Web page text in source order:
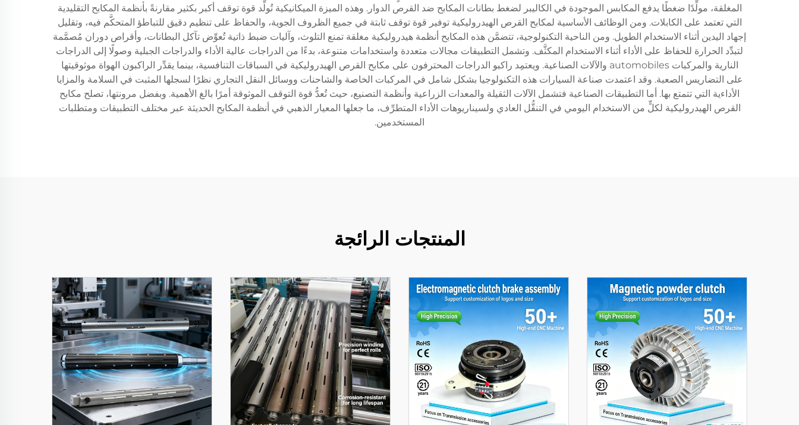
المغلقة، مولِّدًا ضغطًا يدفع المكابس الموجودة في الكاليبر لضغط بطانات المكابح ضد القرص الدوار. وهذه الميزة الميكانيكية تُولِّد قوة توقف أكبر بكثير مقارنةً بأنظمة المكابح التقليدية
التي تعتمد على الكابلات. ومن الوظائف الأساسية لمكابح القرص الهيدروليكية توفير قوة توقف ثابتة في جميع الظروف الجوية، والحفاظ على تنظيم دقيق للتباطؤ المتحكَّم فيه، وتقليل
إجهاد اليدين أثناء الاستخدام الطويل. ومن الناحية التكنولوجية، تتضمَّن هذه المكابح أنظمة هيدروليكية مغلقة تمنع التلوث، وآليات ضبط ذاتية تُعوِّض تآكل البطانات، وأقراص دوران مُصمَّمة
لتبدِّد الحرارة للحفاظ على الأداء أثناء الاستخدام المكثَّف. وتشمل التطبيقات مجالات متعددة واستخدامات متنوعة، بدءًا من الدراجات عالية الأداء والدراجات الجبلية وصولًا إلى الدراجات
النارية والمركبات automobiles والآلات الصناعية. ويعتمِد راكبو الدراجات المحترفون على مكابح القرص الهيدروليكية في السباقات التنافسية، بينما يقدِّر الراكبون الهواة موثوقيتها
على التضاريس الصعبة. وقد اعتمدت صناعة السيارات هذه التكنولوجيا بشكل شامل في المركبات الخاصة والشاحنات ووسائل النقل التجاري نظرًا لسجلها المثبت في السلامة والمزايا
الأداءية التي تتمتع بها. أما التطبيقات الصناعية فتشمل الآلات الثقيلة والمعدات الزراعية وأنظمة التصنيع، حيث تُعدُّ قوة التوقف الموثوقة أمرًا بالغ الأهمية. وبفضل مرونتها، تصلح مكابح
القرص الهيدروليكية لكلٍّ من الاستخدام اليومي في التنقُّل العادي ولسيناريوهات الأداء المتطرِّف، ما جعلها المعيار الذهبي في أنظمة المكابح الحديثة عبر مختلف التطبيقات ومتطلبات
المستخدمين.
المنتجات الرائجة